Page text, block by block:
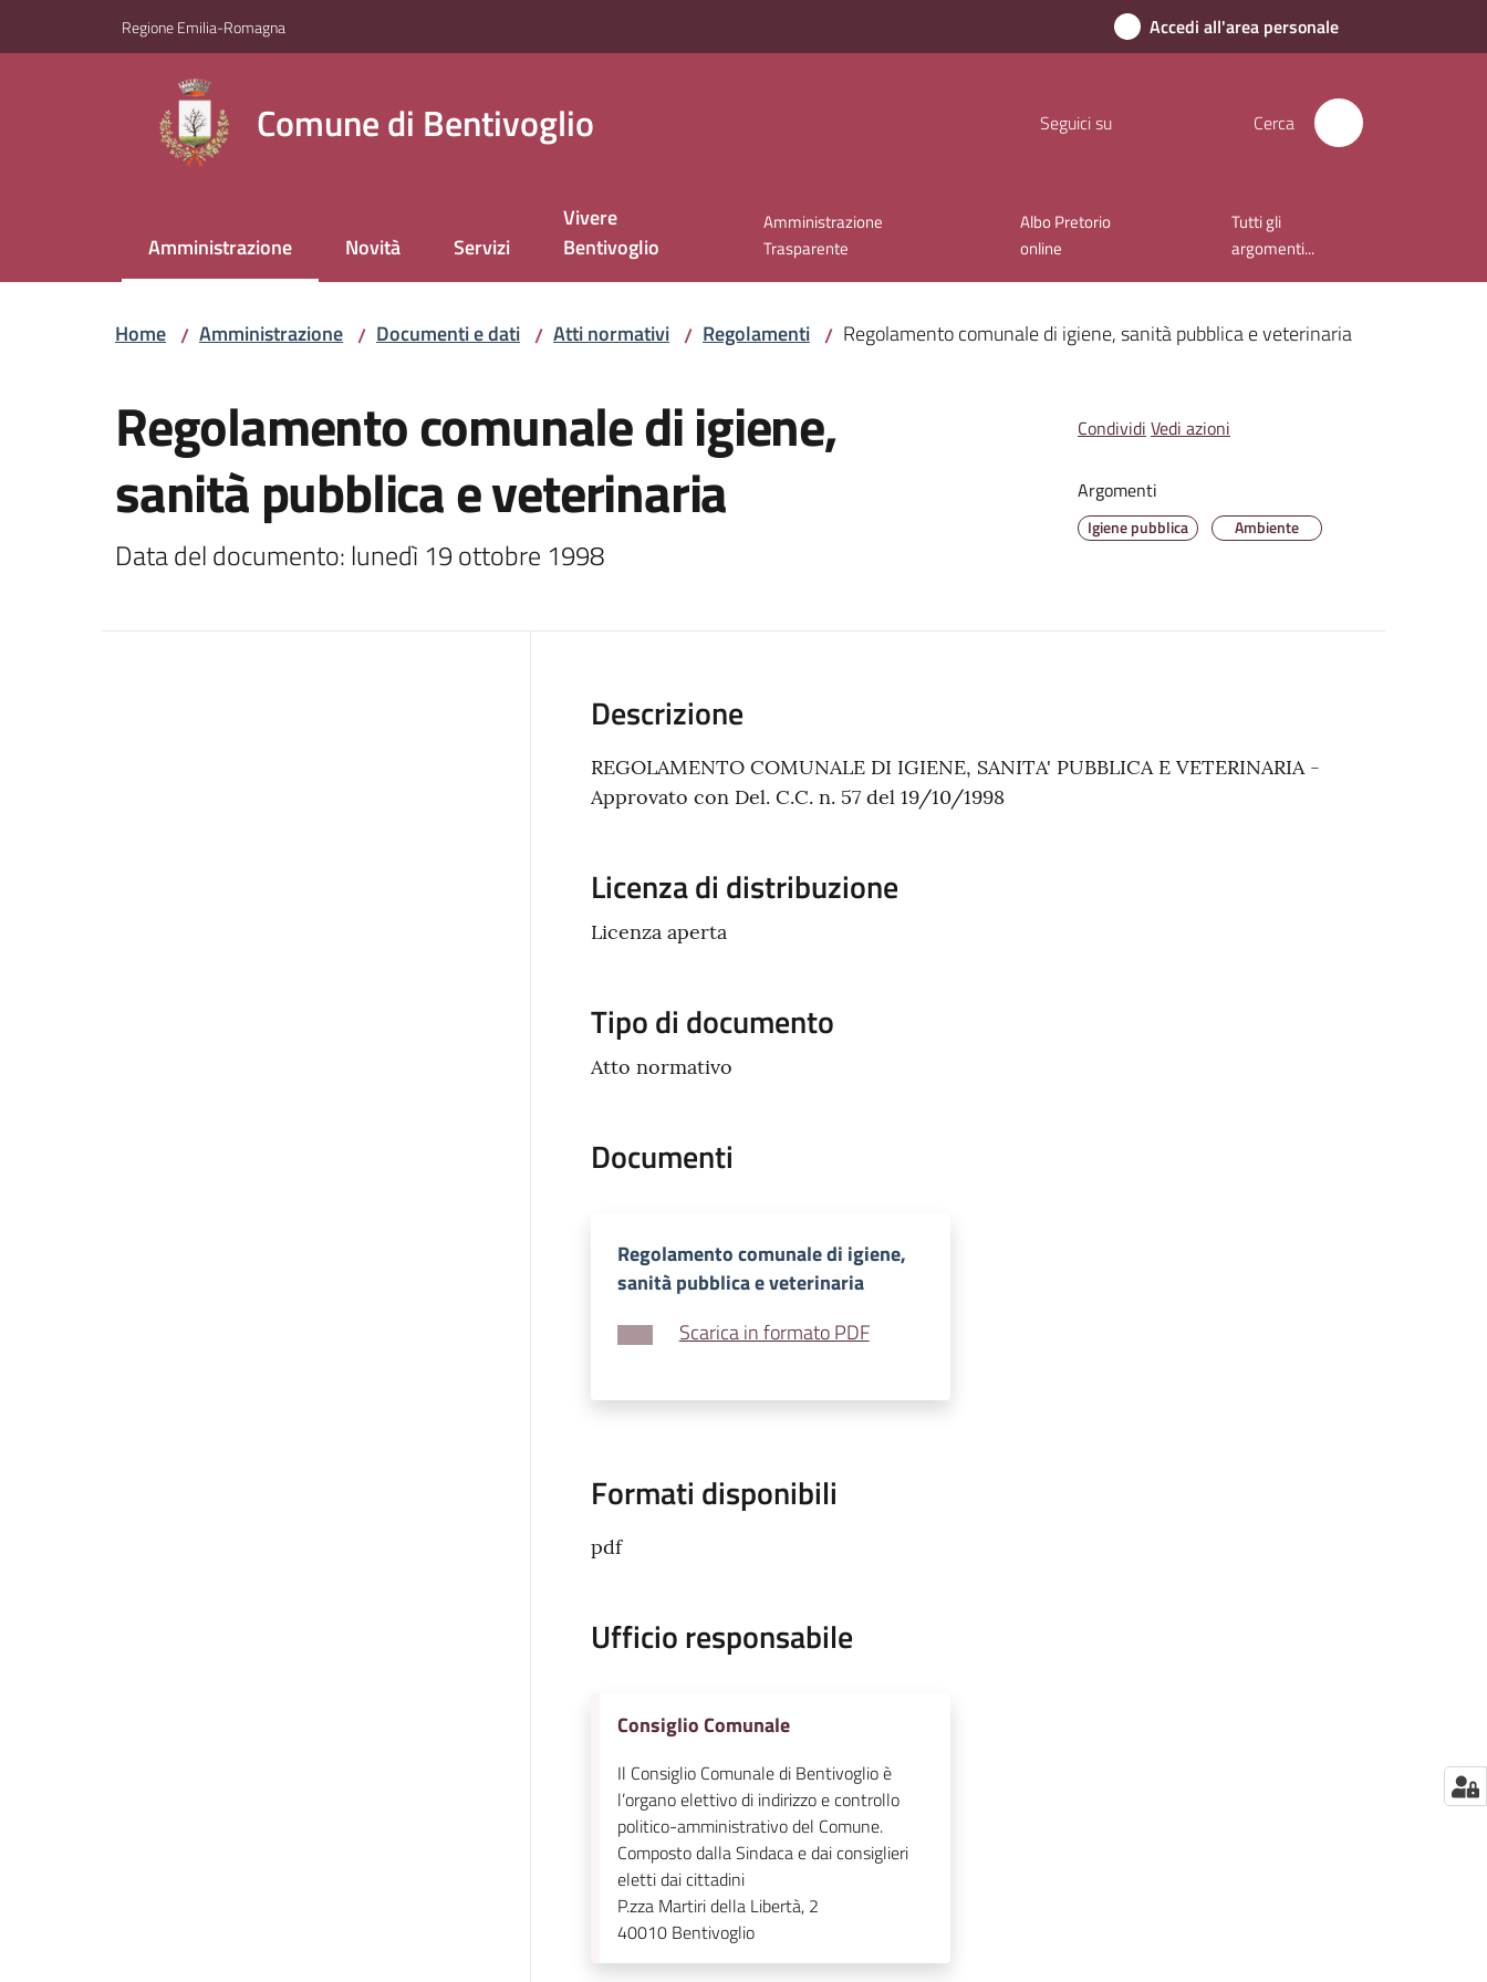
Regione Emilia-Romagna Accedi all'area personale
Comune di Bentivoglio Seguici su Cerca
Amministrazione
Menu selezionato Novità Servizi
Vivere
Bentivoglio
Amministrazione
Trasparente
Albo Pretorio
online
Tutti gli
argomenti...
Home / Amministrazione / Documenti e dati / Atti normativi / Regolamenti / Regolamento comunale di igiene, sanità pubblica e veterinaria
Regolamento comunale di igiene,
sanità pubblica e veterinaria
Data del documento: lunedì 19 ottobre 1998
Condividi Vedi azioni
Argomenti
Igiene pubblica Ambiente
Descrizione
REGOLAMENTO COMUNALE DI IGIENE, SANITA' PUBBLICA E VETERINARIA -
Approvato con Del. C.C. n. 57 del 19/10/1998
Licenza di distribuzione
Licenza aperta
Tipo di documento
Atto normativo
Documenti
Regolamento comunale di igiene,
sanità pubblica e veterinaria
Scarica in formato PDF
Formati disponibili
pdf
Ufficio responsabile
Consiglio Comunale
Il Consiglio Comunale di Bentivoglio è
l’organo elettivo di indirizzo e controllo
politico-amministrativo del Comune.
Composto dalla Sindaca e dai consiglieri
eletti dai cittadini
P.zza Martiri della Libertà, 2
40010 Bentivoglio